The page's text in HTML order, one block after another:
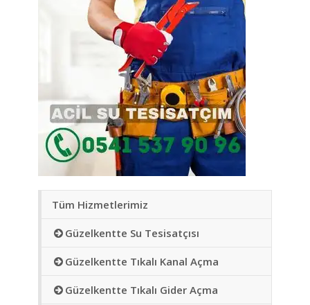
Tüm Hizmetlerimiz
Güzelkentte Su Tesisatçısı
Güzelkentte Tıkalı Kanal Açma
Güzelkentte Tıkalı Gider Açma